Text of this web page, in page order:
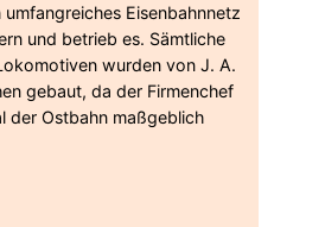
Eisenbahnnetz
und betrieb es. Sämtliche
wurden von J. A.
gebaut, da der Firmenchef
der Ostbahn maßgeblich